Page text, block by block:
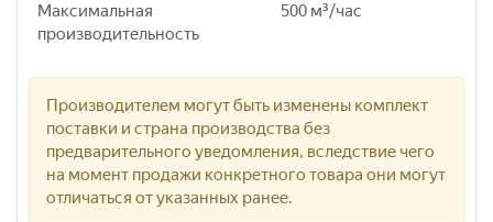
Максимальная
производительность
500 м³/час
Производителем могут быть изменены комплект
поставки и страна производства без
предварительного уведомления, вследствие чего
на момент продажи конкретного товара они могут
отличаться от указанных ранее.